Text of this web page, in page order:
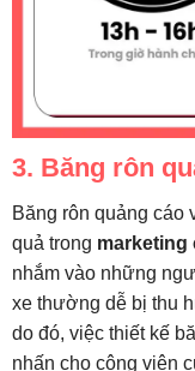
3. Băng rôn
Băng rôn quảng
quả trong marketing
nhắm vào những
xe thường dễ bị thu
do đó, việc thiết kế
nhấn cho công viên